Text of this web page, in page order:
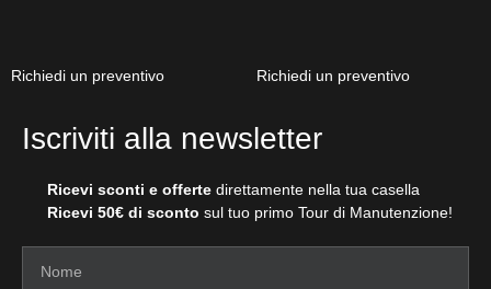
Richiedi un preventivo Richiedi un preventivo
Iscriviti alla newsletter
Ricevi sconti e offertedirettamente nella tua casella
Ricevi 50€ di sconto sul tuo primo Tour di Manutenzione!